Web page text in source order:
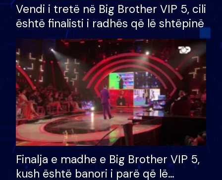
Vendi i tretë në Big Brother VIP 5, cili
është finalisti i radhës që lë shtëpinë
Finalja e madhe e Big Brother VIP 5,
kush është banori i parë që lë